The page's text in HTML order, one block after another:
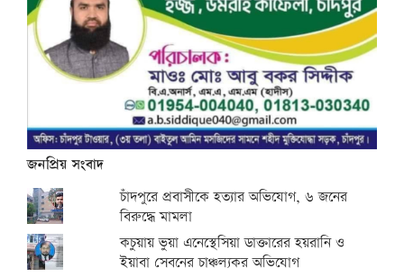
জনপ্রিয় সংবাদ
চাঁদপুরে প্রবাসীকে হত্যার অভিযোগ, ৬ জনের
বিরুদ্ধে মামলা
কচুয়ায় ভুয়া এনেস্থেসিয়া ডাক্তারের হয়রানি ও
ইয়াবা সেবনের চাঞ্চল্যকর অভিযোগ